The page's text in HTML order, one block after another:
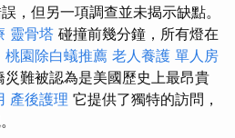
，但另一項調查並未揭示缺點。
靈骨塔 碰撞前幾分鐘，所有燈在
桃園除白蟻推薦 老人養護 單人房
災難被認為是美國歷史上最昂貴
產後護理 它提供了獨特的訪問，